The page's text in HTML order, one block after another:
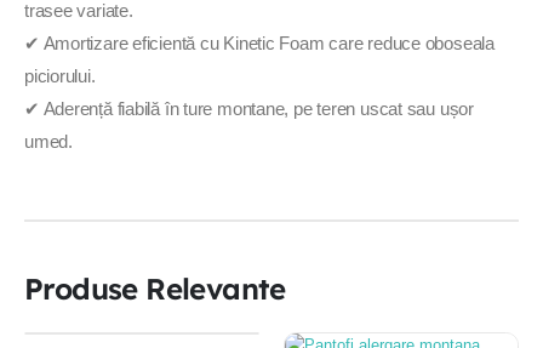
trasee variate.
✔ Amortizare eficientă cu Kinetic Foam care reduce oboseala
piciorului.
✔ Aderență fiabilă în ture montane, pe teren uscat sau ușor
umed.
Produse Relevante